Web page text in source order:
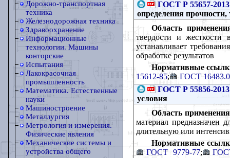
Дорожно-транспортная
техника
Железнодорожная техника
Здравоохранение
Информационные
технологии. Машины
конторские
Испытания
Лакокрасочная
промышленность
Математика. Естественные
науки
Машиностроение
Металлургия
Метрология и измерения.
Физические явления
Механические системы и
устройства общего
ГОСТ Р 55657-2013
определения
Область
твердости и жесткости
устанавливает
обработке результатов
Нормативные
15612-85;
ГОСТ
ГОСТ Р 55856-2013
условия
Область
материал предназначен
длительную или
Нормативные
ГОСТ 9779-77;